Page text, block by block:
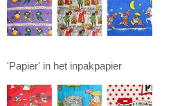
'Papier' in het inpakpapier